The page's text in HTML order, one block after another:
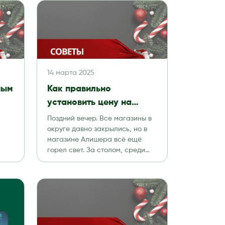
14 марта 2025
Как правильно
установить цену на
товар
Поздний вечер. Все магазины в
округе давно закрылись, но в
магазине Алишера всё ещё
горел свет. За столом, среди
кипы […]